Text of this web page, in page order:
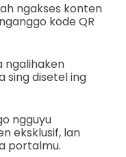
ngakses konten
kode QR
ngalihaken
sing disetel ing
ngguyu
eksklusif, lan
portalmu.